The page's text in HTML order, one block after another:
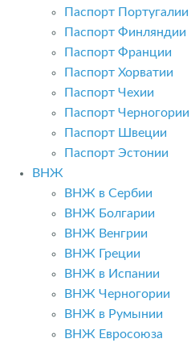
Паспорт Португалии
Паспорт Финляндии
Паспорт Франции
Паспорт Хорватии
Паспорт Чехии
Паспорт Черногории
Паспорт Швеции
Паспорт Эстонии
ВНЖ
ВНЖ в Сербии
ВНЖ Болгарии
ВНЖ Венгрии
ВНЖ Греции
ВНЖ в Испании
ВНЖ Черногории
ВНЖ в Румынии
ВНЖ Евросоюза